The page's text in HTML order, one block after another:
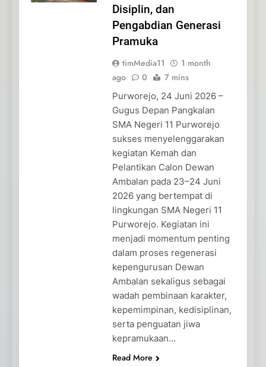
Disiplin, dan
Pengabdian Generasi
Pramuka
timMedia11
1 month
ago
0 7 mins
Purworejo, 24 Juni 2026 –
Gugus Depan Pangkalan
SMA Negeri 11 Purworejo
sukses menyelenggarakan
kegiatan Kemah dan
Pelantikan Calon Dewan
Ambalan pada 23–24 Juni
2026 yang bertempat di
lingkungan SMA Negeri 11
Purworejo. Kegiatan ini
menjadi momentum penting
dalam proses regenerasi
kepengurusan Dewan
Ambalan sekaligus sebagai
wadah pembinaan karakter,
kepemimpinan, kedisiplinan,
serta penguatan jiwa
kepramukaan…
Read More